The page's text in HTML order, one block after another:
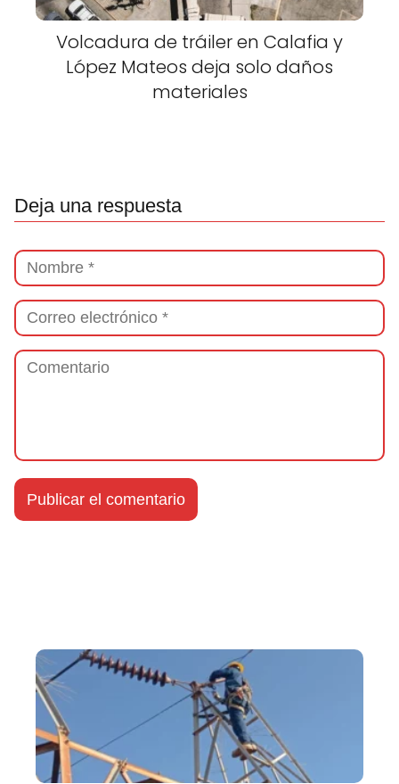
Volcadura de tráiler en Calafia y
López Mateos deja solo daños
materiales
Deja una respuesta